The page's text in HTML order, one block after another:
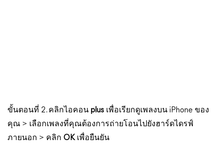
ขั้นตอนที่ 2. คลิกไอคอน plus เพื่อเรียกดูเพลงบน iPhone ของ
คุณ > เลือกเพลงที่คุณต้องการถ่ายโอนไปยังฮาร์ดไดรฟ์
ภายนอก > คลิก OK เพื่อยืนยัน